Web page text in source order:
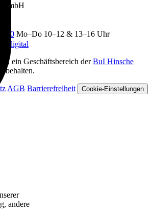
GmbH
060 Mo–Do 10–12 & 13–16 Uhr
ein Geschäftsbereich derBuI Hinsche
AGB Barrierefreiheit Cookie-Einstellungen
andere